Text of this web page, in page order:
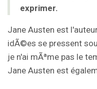
exprimer.
Jane Austen est
idÃ©es se pressent
je n'ai mÃªme pas le
Jane Austen est